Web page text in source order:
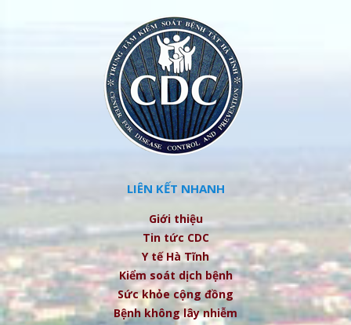
LIÊN KẾT NHANH
Giới thiệu
Tin tức CDC
Y tế Hà Tĩnh
Kiểm soát dịch bệnh
Sức khỏe cộng đồng
Bệnh không lây nhiễm